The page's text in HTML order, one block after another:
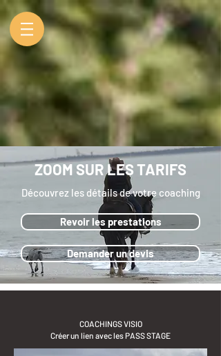
ZOOM SUR LES TARIFS
Découvrez les détails de votre coaching
Revoir les prestations
Demander un devis
COACHINGS VISIO
Créer un lien avec les PASS STAGE